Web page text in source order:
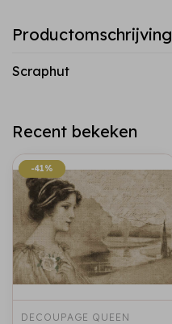
Productomschrijving
Scraphut
Recent bekeken
-41%
-41%
DECOUPAGE QUEEN